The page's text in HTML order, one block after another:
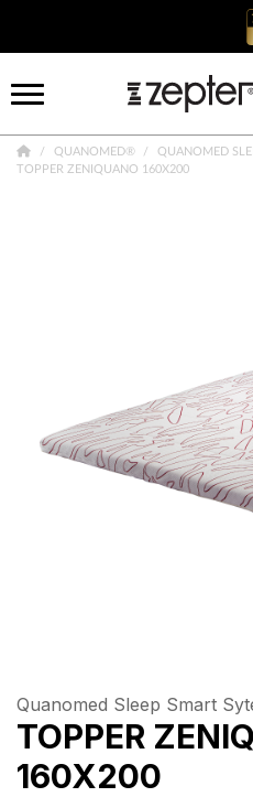
QUANOMED®
QUANOMED
TOPPER ZENIQUANO 160X200
Quanomed Sleep Smart
TOPPER
160X200